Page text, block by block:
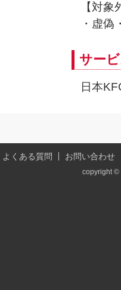
【対象
・虚
サー
日本
よくある質問 お問い合わせ
copyright ©